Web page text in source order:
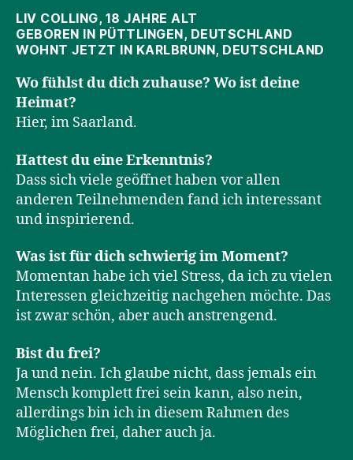
LIV COLLING, 18 JAHRE ALT
GEBOREN IN PÜTTLINGEN, DEUTSCHLAND
WOHNT JETZT IN KARLBRUNN, DEUTSCHLAND
Wo fühlst du dich zuhause? Wo ist deine
Heimat?
Hier, im Saarland.
Hattest du eine Erkenntnis?
Dass sich viele geöffnet haben vor allen
anderen Teilnehmenden fand ich interessant
und inspirierend.
Was ist für dich schwierig im Moment?
Momentan habe ich viel Stress, da ich zu vielen
Interessen gleichzeitig nachgehen möchte. Das
ist zwar schön, aber auch anstrengend.
Bist du frei?
Ja und nein. Ich glaube nicht, dass jemals ein
Mensch komplett frei sein kann, also nein,
allerdings bin ich in diesem Rahmen des
Möglichen frei, daher auch ja.